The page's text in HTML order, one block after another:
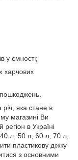
у ємності;
харчових
пошкоджень.
яка стане в
магазині Ви
в Україні
л, 50 л, 60 л, 70 л,
пластикову діжку
з основними